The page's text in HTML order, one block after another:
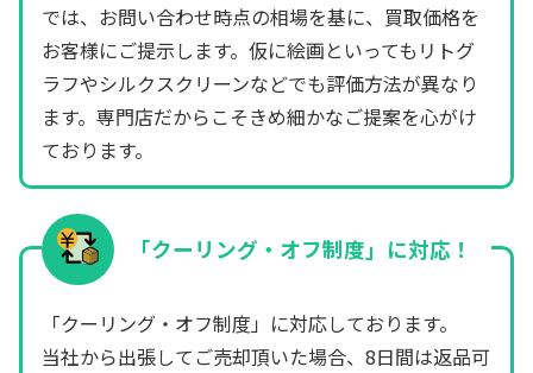
では、お問い合わせ時点の相場を基に、買取価格を
お客様にご提示します。仮に絵画といってもリトグ
ラフやシルクスクリーンなどでも評価方法が異なり
ます。専門店だからこそきめ細かなご提案を心がけ
ております。
「クーリング・オフ制度」に対応！
「クーリング・オフ制度」に対応しております。
当社から出張してご売却頂いた場合、8日間は返品可